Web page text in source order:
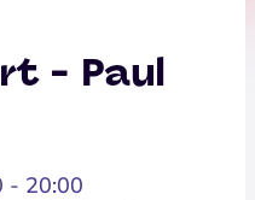
- Paul
- 20:00